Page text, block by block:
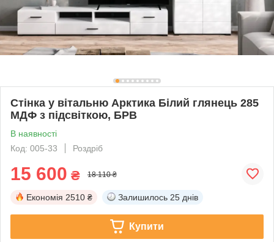
Стінка у вітальню Арктика Білий глянець 285
МДФ з підсвіткою, БРВ
В наявності
Код: 005-33
Роздріб
15 600 ₴ 18 110 ₴
Економія 2510 ₴ Залишилось 25 днів
Купити